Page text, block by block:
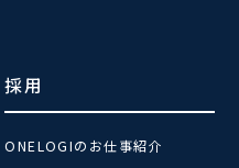
採用
ONELOGIのお仕事紹介